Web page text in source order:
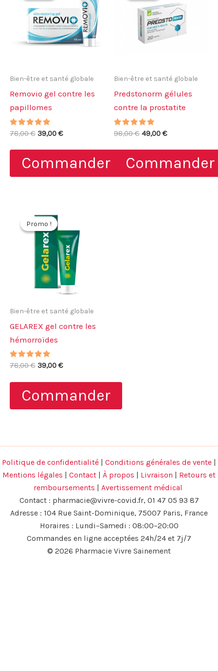
Bien-être et santé globale
Removio gel contre les
papillomes
Note
78,00€ Le
initial
était :
78,00 €.
39,00 €Le
actuel
est :
39,00 €.
Commander
Bien-être et santé globale
Predstonorm gélules
contre la prostatite
Note
98,00€ Le
initial
était :
98,00 €.
49,00 €Le
actuel
est :
49,00 €.
Commander
Promo !
Promo !
Bien-être et santé globale
GELAREX gel contre les
hémorroïdes
Note
78,00€ Le
initial
était :
78,00 €.
39,00 €Le
actuel
est :
39,00 €.
Commander
Politique de confidentialité Conditions générales de vente
Mentions légales
Contact À propos Livraison
Retours et
remboursements
Avertissement médical
Contact : pharmacie@vivre-covid.fr, 01 47 05 93 87
Adresse : 104 Rue Saint-Dominique, 75007 Paris, France
Horaires : Lundi–Samedi : 08:00–20:00
Commandes en ligne acceptées 24h/24 et 7j/7
© 2026 Pharmacie Vivre Sainement